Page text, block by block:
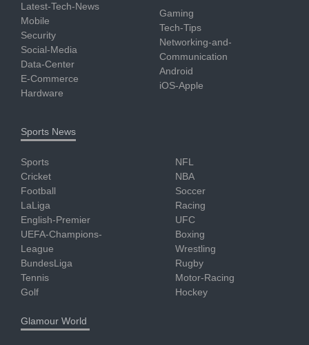
Latest-Tech-News
Mobile
Security
Social-Media
Data-Center
E-Commerce
Hardware
Gaming
Tech-Tips
Networking-and-
Communication
Android
iOS-Apple
Sports News
Sports
Cricket
Football
LaLiga
English-Premier
UEFA-Champions-
League
BundesLiga
Tennis
Golf
NFL
NBA
Soccer
Racing
UFC
Boxing
Wrestling
Rugby
Motor-Racing
Hockey
Glamour World